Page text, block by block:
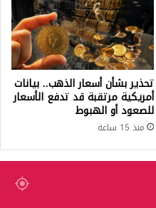
تحذير بشأن أسعار الذهب.. بيانات
أمريكية مرتقبة قد تدفع الأسعار
للصعود أو الهبوط
منذ 15 ساعة